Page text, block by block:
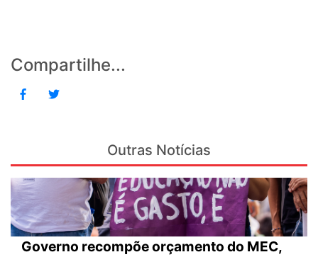
Compartilhe...
Outras Notícias
Governo recompõe orçamento do MEC,